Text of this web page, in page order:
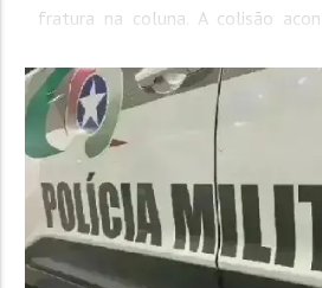
fratura na coluna. A colisão
pelos Bombeiros Voluntários
chegaram ao local, os socorristas...